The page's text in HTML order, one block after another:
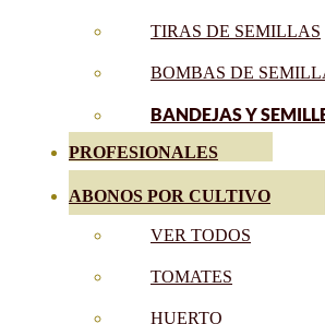
TIRAS DE SEMILLAS
BOMBAS DE
BANDEJAS Y
PROFESIONALES
ABONOS POR CULTIVO
VER TODOS
TOMATES
HUERTO